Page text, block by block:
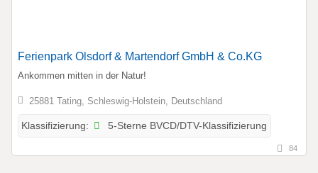
Ferienpark Olsdorf & Martendorf GmbH & Co.KG
Ankommen mitten in der Natur!
25881 Tating, Schleswig-Holstein, Deutschland
Klassifizierung: 5-Sterne BVCD/DTV-Klassifizierung
84